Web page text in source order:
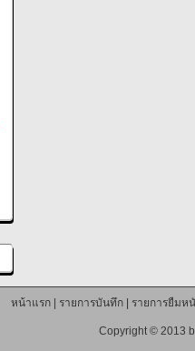
หน้าแรก| รายการบันทึก| รายการยืมห
Copyright © 2013